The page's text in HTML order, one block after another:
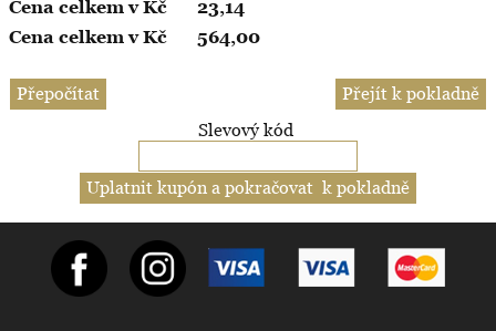
23,14
564,00
Slevový kód